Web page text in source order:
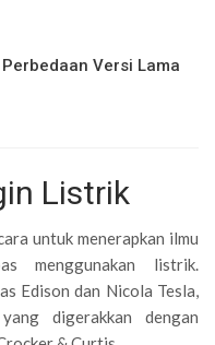
Versi Lama
Listrik
untuk menerapkan ilmu
menggunakan listrik.
Edison dan Nicola Tesla,
digerakkan dengan